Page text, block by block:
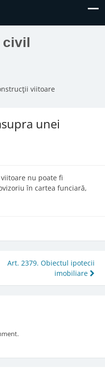
civil
viitoare
unei
nu poate fi
în cartea funciară,
Art. 2379. Obiectul ipotecii
imobiliare